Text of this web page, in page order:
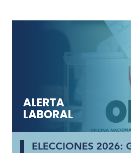
ELECCIONES 2026: